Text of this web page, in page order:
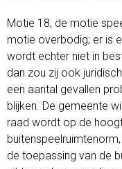
Motie 18, de motie
motie overbodig; er is
wordt echter niet in
dan zou zij ook
een aantal gevallen
blijken. De gemeente
raad wordt op de
de toepassing van de